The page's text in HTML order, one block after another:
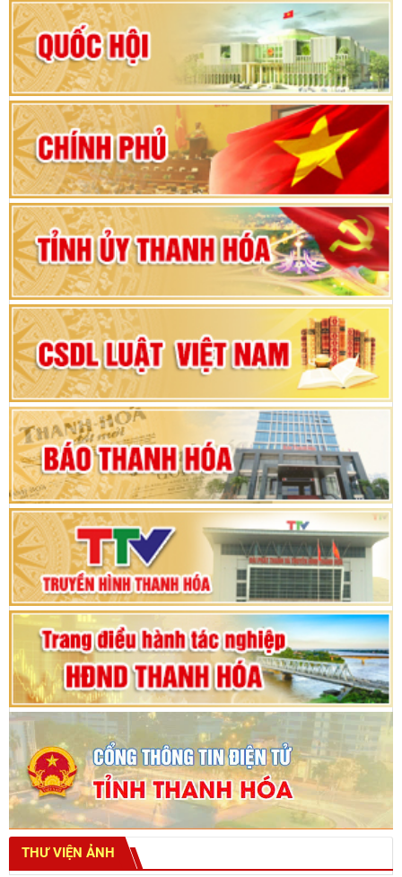
Hướng dẫn quy trình bỏ phiếu bầu cử ĐBQH
khoá XVI và đại biểu HĐND các cấp nhiệm kỳ
2026-2031
80 năm Quốc hội Việt Nam: vì lợi ích Nhân dân,
vì sự phát triển của đất nước
Bộ Chính trị duyệt nội dung Đại hội đại biểu
Đảng bộ tỉnh Thanh Hóa lần thứ XX, nhiệm kỳ
2025 - 2030
Đại hội đại biểu Đảng bộ xã Yên Thọ lần thứ I,
nhiệm kỳ 2025 – 2030
Đại hội Đảng bộ xã Yên Ninh lần thứ nhất,
nhiệm kỳ 2025 - 2030
Khai mạc Kỳ họp bất thường lần thứ 9, Quốc
hội khóa XV
Phiên thảo luận Kỳ họp thứ 24, HĐND tỉnh
Thanh Hóa khóa XVIII, nhiệm kỳ 2021 - 2026
Bế mạc Kỳ họp thứ hai bốn, Hội đồng nhân dân
tỉnh khoá XVIII
THƯ VIỆN ẢNH